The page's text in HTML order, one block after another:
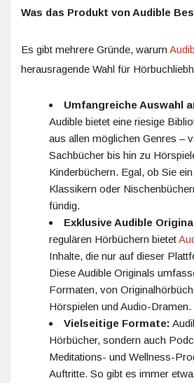
Was das Produkt von Audible
Es gibt mehrere Gründe, warum
herausragende Wahl für
Umfangreiche Auswahl
Audible bietet eine riesige
aus allen möglichen Genres –
Sachbücher bis hin zu
Kinderbüchern. Egal, ob Sie
Klassikern oder
fündig.
Exklusive Audible
regulären Hörbüchern bietet
Inhalte, die nur auf dieser
Diese Audible Originals
Formaten, von
Hörspielen und Audio-Dramen.
Vielseitige Formate:
Hörbücher, sondern auch
Meditations- und Wellness-
Auftritte. So gibt es immer